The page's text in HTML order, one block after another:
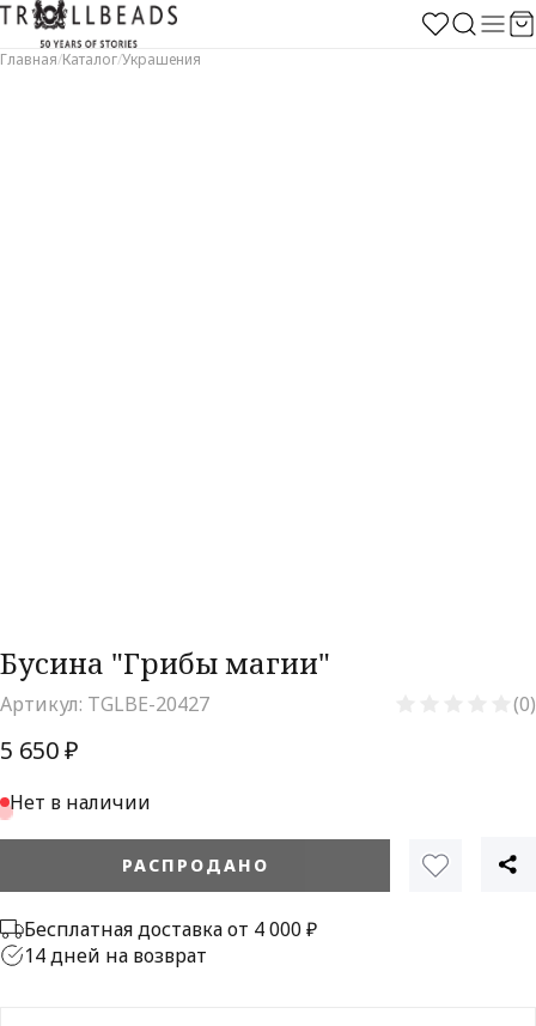
Главная/Каталог/Украшения
Бусина "Грибы магии"
Артикул: TGLBE-20427 (0)
5 650 ₽
Нет в наличии
РАСПРОДАНО
Бесплатная доставка от 4 000 ₽
14 дней на возврат